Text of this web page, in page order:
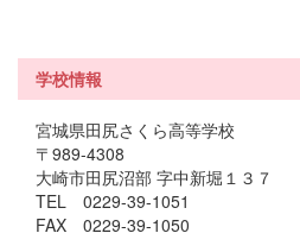
学校情報
宮城県田尻さくら高等学校
〒989-4308
大崎市田尻沼部 字中新堀１３７
TEL 0229-39-1051
FAX 0229-39-1050